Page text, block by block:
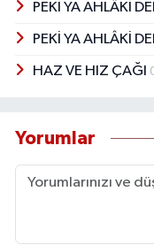
PEKİ YA AHLÂKİ
PEKİ YA AHLÂKİ
HAZ VE HIZ ÇAĞI
Yorumlar